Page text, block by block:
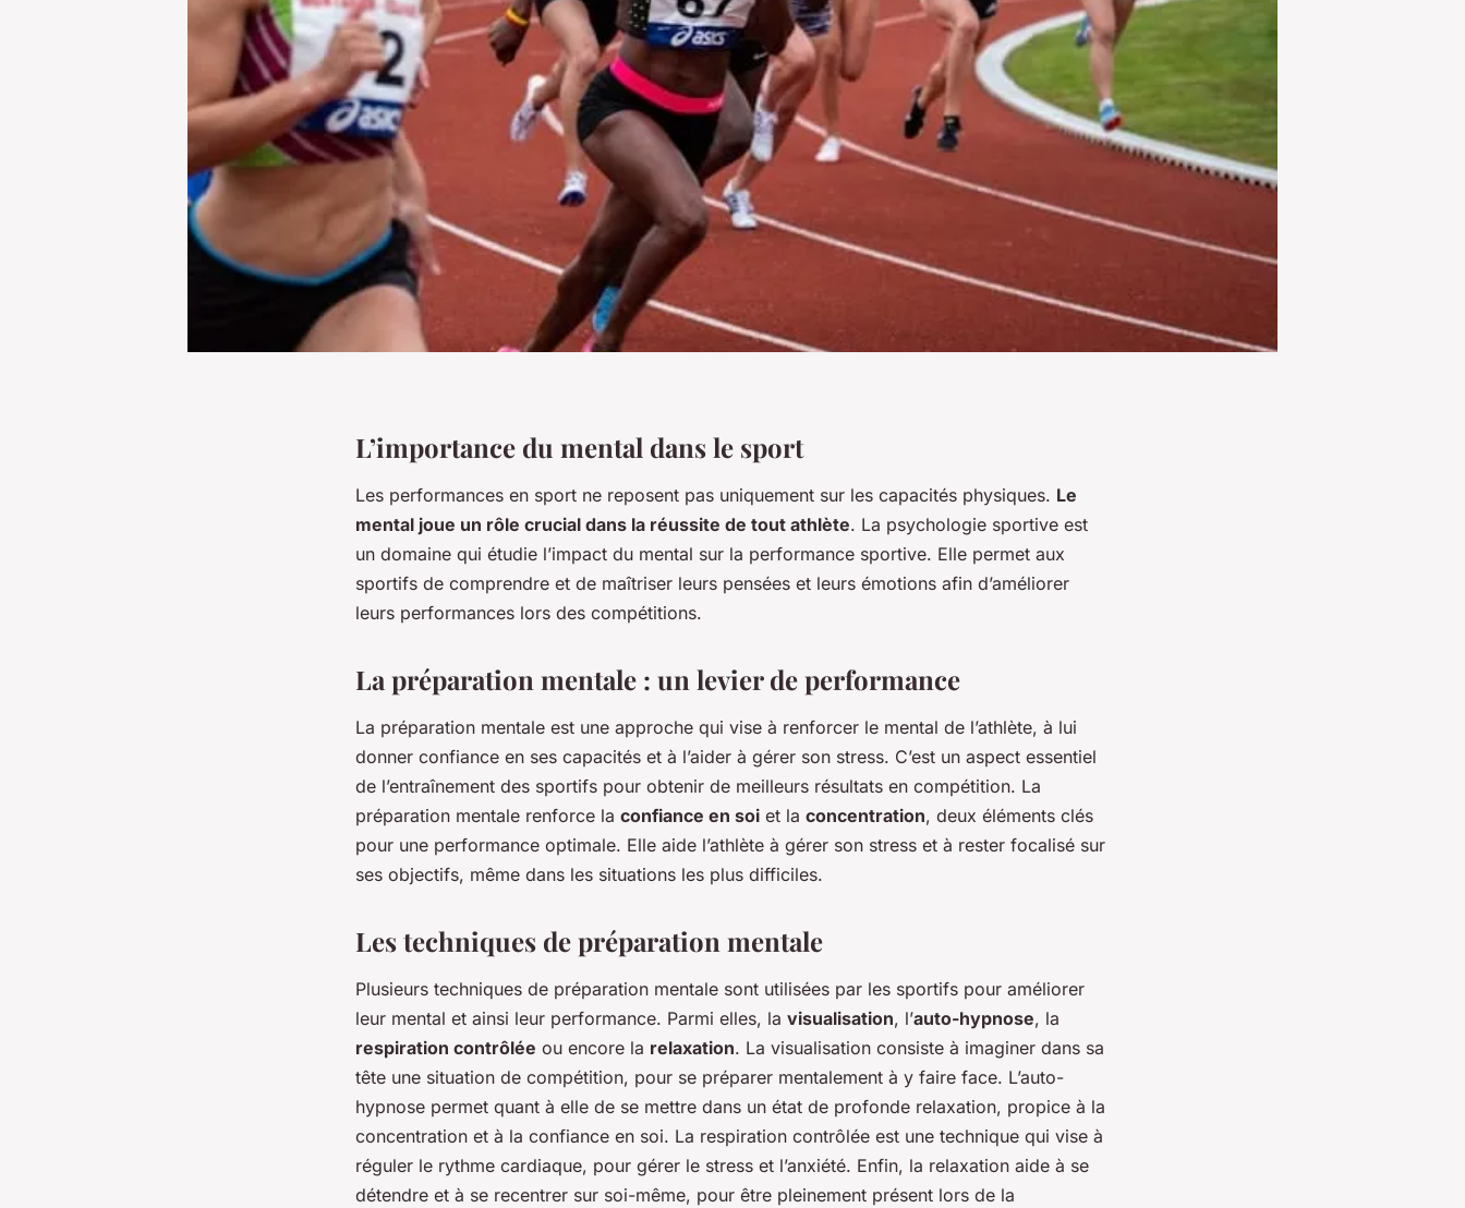
L’importance du mental dans le sport
Les performances en sport ne reposent pas uniquement sur les capacités physiques. Le
mental joue un rôle crucial dans la réussite de tout athlète. La psychologie sportive est
un domaine qui étudie l’impact du mental sur la performance sportive. Elle permet aux
sportifs de comprendre et de maîtriser leurs pensées et leurs émotions afin d’améliorer
leurs performances lors des compétitions.
La préparation mentale : un levier de performance
La préparation mentale est une approche qui vise à renforcer le mental de l’athlète, à lui
donner confiance en ses capacités et à l’aider à gérer son stress. C’est un aspect essentiel
de l’entraînement des sportifs pour obtenir de meilleurs résultats en compétition. La
préparation mentale renforce la confiance en soi et la concentration, deux éléments clés
pour une performance optimale. Elle aide l’athlète à gérer son stress et à rester focalisé sur
ses objectifs, même dans les situations les plus difficiles.
Les techniques de préparation mentale
Plusieurs techniques de préparation mentale sont utilisées par les sportifs pour améliorer
leur mental et ainsi leur performance. Parmi elles, la visualisation, l’auto-hypnose, la
respiration contrôlée ou encore la relaxation. La visualisation consiste à imaginer dans sa
tête une situation de compétition, pour se préparer mentalement à y faire face. L’auto-
hypnose permet quant à elle de se mettre dans un état de profonde relaxation, propice à la
concentration et à la confiance en soi. La respiration contrôlée est une technique qui vise à
réguler le rythme cardiaque, pour gérer le stress et l’anxiété. Enfin, la relaxation aide à se
détendre et à se recentrer sur soi-même, pour être pleinement présent lors de la